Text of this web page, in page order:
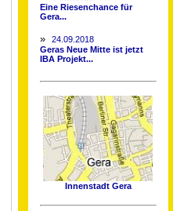
Eine Riesenchance für
Gera...
»
24.09.2018
Geras Neue Mitte ist jetzt
IBA Projekt...
Innenstadt Gera